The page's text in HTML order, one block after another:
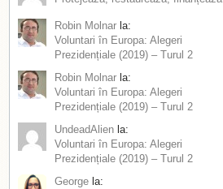
Robin Molnar la:
Voluntari în Europa: Alegeri
Prezidențiale (2019) – Turul 2
Robin Molnar la:
Voluntari în Europa: Alegeri
Prezidențiale (2019) – Turul 2
UndeadAlien la:
Voluntari în Europa: Alegeri
Prezidențiale (2019) – Turul 2
George la: